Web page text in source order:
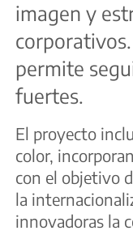
imagen y
permite
fuertes.
El proyecto
color,
con el objetivo
la
innovadoras la